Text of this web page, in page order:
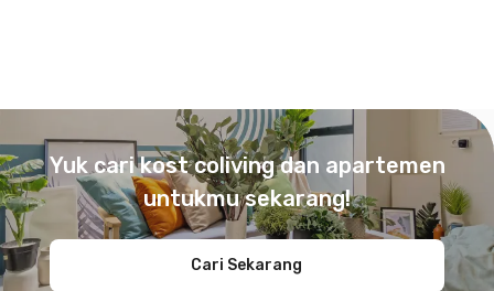
Yuk cari kost coliving dan apartemen
untukmu sekarang!
Cari Sekarang